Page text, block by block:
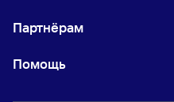
Партнёрам
Помощь